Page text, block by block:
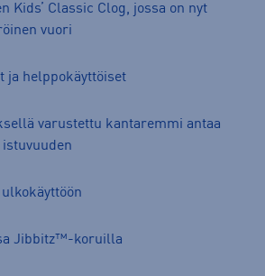
Kids’ Classic Clog, jossa on nyt
vuori
ja helppokäyttöiset
varustettu kantaremmi antaa
Jibbitz™-koruilla